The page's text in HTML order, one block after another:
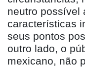
neutro possível
características
seus pontos
outro lado, o
mexicano, não